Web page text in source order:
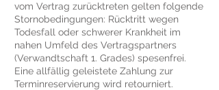
vom Vertrag zurücktreten gelten folgende
Stornobedingungen: Rücktritt wegen
Todesfall oder schwerer Krankheit im
nahen Umfeld des Vertragspartners
(Verwandtschaft 1. Grades) spesenfrei.
Eine allfällig geleistete Zahlung zur
Terminreservierung wird retourniert.